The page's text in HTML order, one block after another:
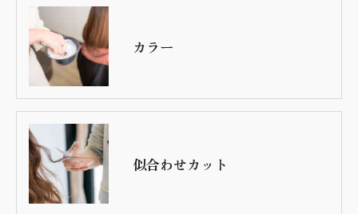
カラー
似合わせカット